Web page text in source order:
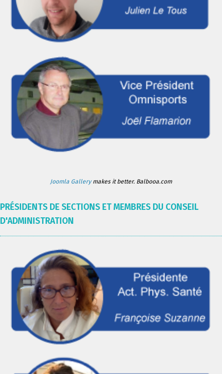
Joomla Gallerymakes it better. Balbooa.com
PRÉSIDENTS DE SECTIONS ET MEMBRES DU CONSEIL
D'ADMINISTRATION